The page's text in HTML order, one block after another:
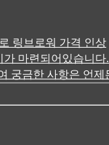
링브로워 가격 인상
마련되어있습니다.
궁금한 사항은 언제